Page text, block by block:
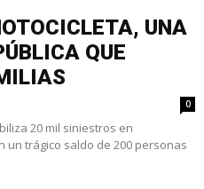
UNA
QUE
0
20 mil siniestros en
un trágico saldo de 200 personas